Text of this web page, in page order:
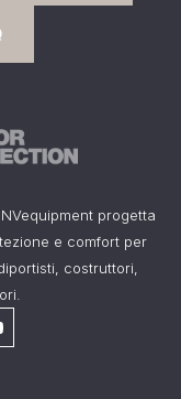
progetta
e comfort per
costruttori,